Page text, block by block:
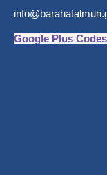
Google Plus